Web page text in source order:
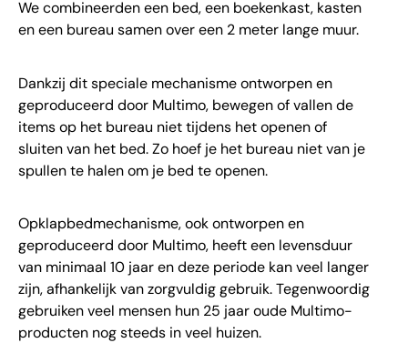
We combineerden een bed, een boekenkast, kasten
en een bureau samen over een 2 meter lange muur.
Dankzij dit speciale mechanisme ontworpen en
geproduceerd door Multimo, bewegen of vallen de
items op het bureau niet tijdens het openen of
sluiten van het bed. Zo hoef je het bureau niet van je
spullen te halen om je bed te openen.
Opklapbedmechanisme, ook ontworpen en
geproduceerd door Multimo, heeft een levensduur
van minimaal 10 jaar en deze periode kan veel langer
zijn, afhankelijk van zorgvuldig gebruik. Tegenwoordig
gebruiken veel mensen hun 25 jaar oude Multimo-
producten nog steeds in veel huizen.